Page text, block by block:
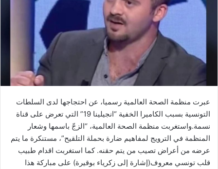
عبرت منظمة الصحة العالمية رسميا، عن احتجاجها لدى السلطات
التونسية بسبب الكاميرا الخفية “انجيلينا 19” التي تعرض على قناة
نسمة.واستغربت منظمة الصحة العالمية، “الزجّ باسمها وشعار
المنظمة في الترويج لمفاهيم ضارة بحملة التلقيح”، مستنكرة ما يتم
عرضه من أعراض تصيب من يتم حقنه. كما استغربت اقدام طبيب
قلب تونسي معروف(إشارة إلى زكرياء بوقيرة) على مباركة هذا